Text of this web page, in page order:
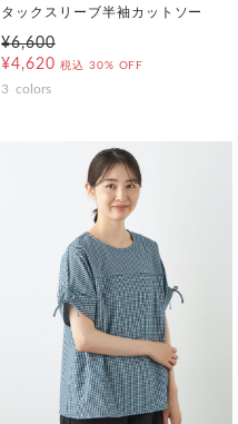
タックスリーブ半袖カットソー
¥6,600
¥4,620 税込 30% OFF
3 colors